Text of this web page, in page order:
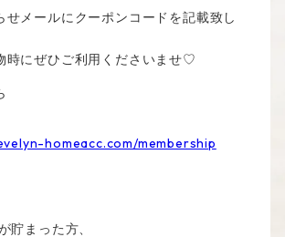
せメールにクーポンコードを記載致し
時にぜひご利用くださいませ♡
homeacc.com/membership
貯まった方、